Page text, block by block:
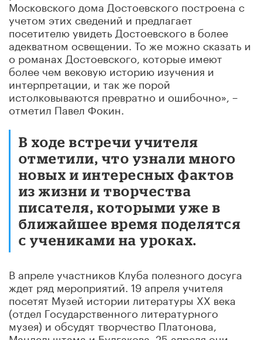
Московского дома Достоевского построена с
учетом этих сведений и предлагает
посетителю увидеть Достоевского в более
адекватном освещении. То же можно сказать и
о романах Достоевского, которые имеют
более чем вековую историю изучения и
интерпретации, и так же порой
истолковываются превратно и ошибочно», –
отметил Павел Фокин.
В ходе встречи учителя
отметили, что узнали много
новых и интересных фактов
из жизни и творчества
писателя, которыми уже в
ближайшее время поделятся
с учениками на уроках.
В апреле участников Клуба полезного досуга
ждет ряд мероприятий. 19 апреля учителя
посетят Музей истории литературы ХХ века
(отдел Государственного литературного
музея) и обсудят творчество Платонова,